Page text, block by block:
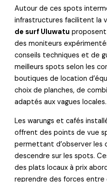
Autour de ces spots
infrastructures facilitent la
de surf Uluwatu
des moniteurs
conseils techniques et de
meilleurs spots selon les
boutiques de location
choix de planches, de
adaptés aux vagues locales.
Les warungs et cafés
offrent des points de vue
permettant d’observer les
descendre sur les spots.
des plats locaux à prix
reprendre des forces entre